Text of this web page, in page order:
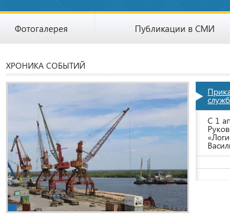
Фотогалерея Публикации в СМИ
ХРОНИКА СОБЫТИЙ
С 1